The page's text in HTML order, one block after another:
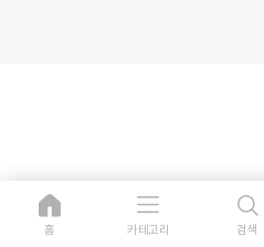
홈 카테고리 검색